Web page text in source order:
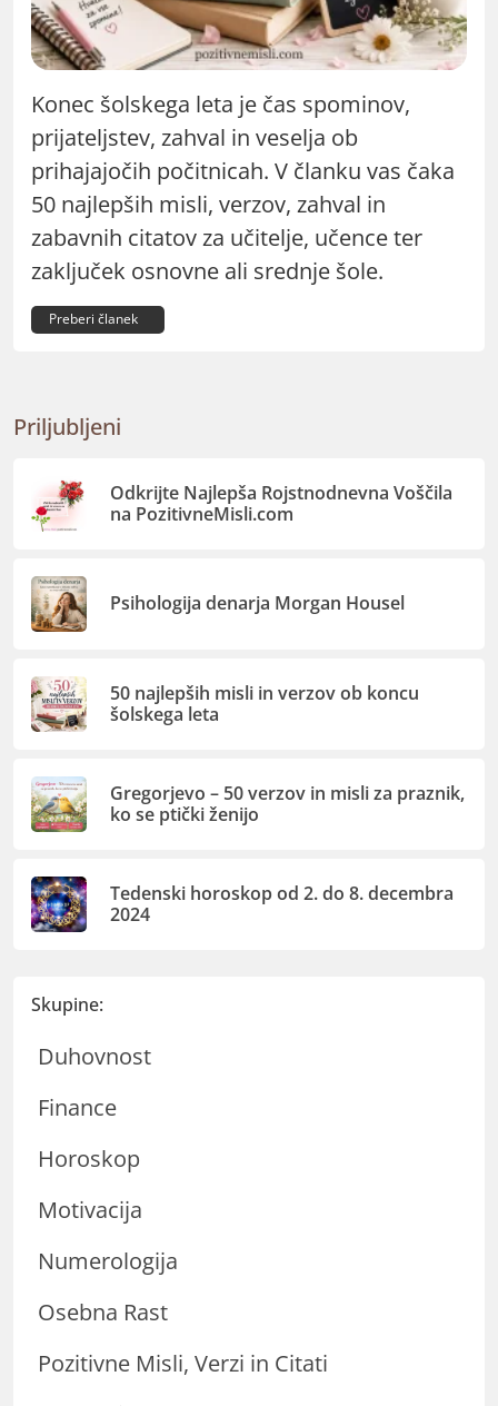
Konec šolskega leta je čas spominov,
prijateljstev, zahval in veselja ob
prihajajočih počitnicah. V članku vas čaka
50 najlepših misli, verzov, zahval in
zabavnih citatov za učitelje, učence ter
zaključek osnovne ali srednje šole.
Preberi članek
Priljubljeni
Odkrijte Najlepša Rojstnodnevna Voščila
na PozitivneMisli.com
Psihologija denarja Morgan Housel
50 najlepših misli in verzov ob koncu
šolskega leta
Gregorjevo – 50 verzov in misli za praznik,
ko se ptički ženijo
Tedenski horoskop od 2. do 8. decembra
2024
Skupine:
Duhovnost
Finance
Horoskop
Motivacija
Numerologija
Osebna Rast
Pozitivne Misli, Verzi in Citati